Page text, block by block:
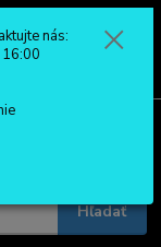
Hľadať
nás: